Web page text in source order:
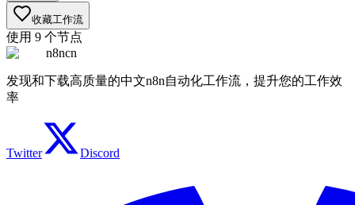
收藏工作流
使用 9 个节点
n8ncn
发现和下载高质量的中文n8n自动化工作流，提升您的工作效
率
Twitter Discord